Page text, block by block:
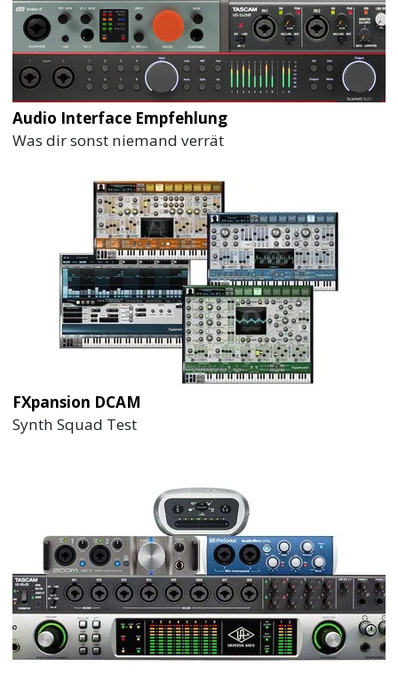
Audio Interface Empfehlung
Was dir sonst niemand verrät
FXpansion DCAM
Synth Squad Test